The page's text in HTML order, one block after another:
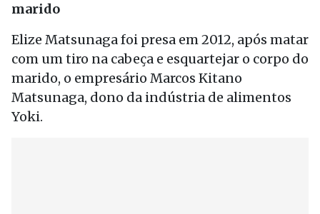
marido
Elize Matsunaga foi presa em 2012, após matar
com um tiro na cabeça e esquartejar o corpo do
marido, o empresário Marcos Kitano
Matsunaga, dono da indústria de alimentos
Yoki.